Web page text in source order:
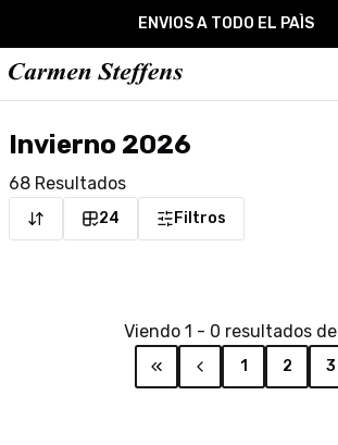
ENVIOS A TODO EL PAÌS
Invierno 2026
68 Resultados
24 Filtros
Viendo 1 - 0 resultados de
1 2 3